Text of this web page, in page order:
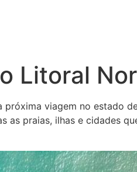
Litoral
viagem no estado
as praias, ilhas e cidades